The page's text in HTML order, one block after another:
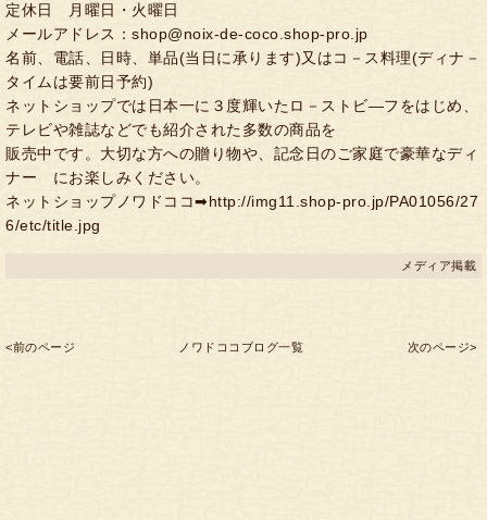
定休日 月曜日・火曜日
メールアドレス：shop@noix-de-coco.shop-pro.jp
名前、電話、日時、単品(当日に承ります)又はコ－ス料理(ディナ－
タイムは要前日予約)
ネットショップでは日本一に３度輝いたロ－ストビ―フをはじめ、
テレビや雑誌などでも紹介された多数の商品を
販売中です。大切な方への贈り物や、記念日のご家庭で豪華なディ
ナー にお楽しみください。
ネットショップノワドココ➡http://img11.shop-pro.jp/PA01056/27
6/etc/title.jpg
メディア掲載
<前のページ ノワドココブログ一覧 次のページ>